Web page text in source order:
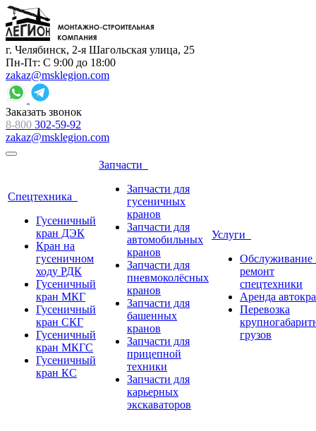
г. Челябинск, 2-я Шагольская улица, 25
Пн-Пт: С 9:00 до 18:00
zakaz@msklegion.com
Заказать звонок
8-800 302-59-92
zakaz@msklegion.com
Спецтехника
Гусеничный
кран ДЭК
Кран на
гусеничном
ходу РДК
Гусеничный
кран МКГ
Гусеничный
кран СКГ
Гусеничный
кран МКГС
Гусеничный
кран КС
Запчасти
Запчасти для
гусеничных
кранов
Запчасти для
автомобильных
кранов
Запчасти для
пневмоколёсных
кранов
Запчасти для
башенных
кранов
Запчасти для
прицепной
техники
Запчасти для
карьерных
экскаваторов
Услуги
Обслуживание
ремонт
спецтехники
Аренда
Перевозка
грузов